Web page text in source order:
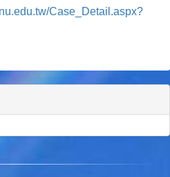
Case_Detail.aspx?